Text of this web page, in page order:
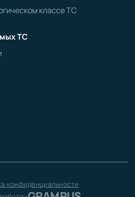
классе ТС
ТС
конфиденциальности